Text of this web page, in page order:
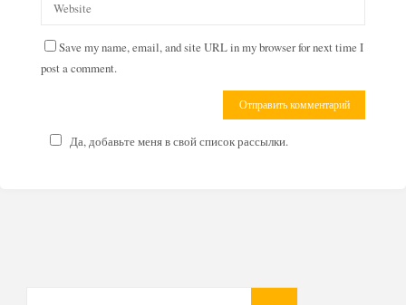
Save my name, email, and site URL in my browser for next time I
post a comment.
Да, добавьте меня в свой список рассылки.